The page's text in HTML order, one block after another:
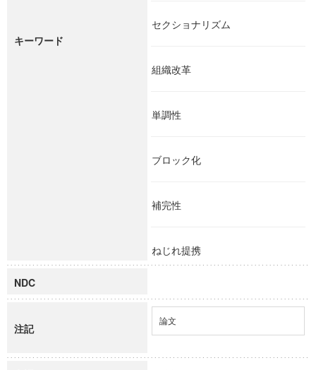
キーワード
セクショナリズム
組織改革
単調性
ブロック化
補完性
ねじれ提携
NDC
注記
論文